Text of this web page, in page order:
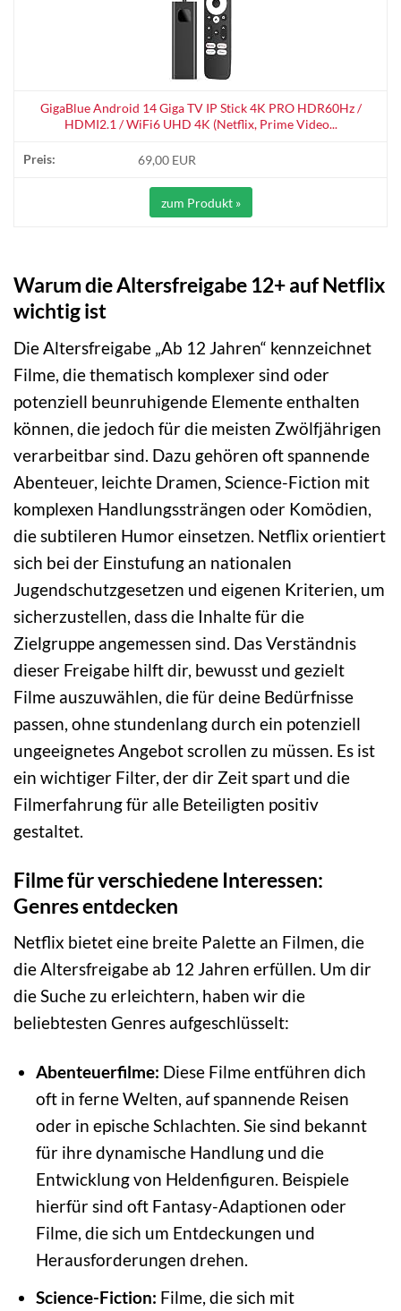
GigaBlue Android 14 Giga TV IP Stick 4K PRO HDR60Hz /
HDMI2.1 / WiFi6 UHD 4K (Netflix, Prime Video...
69,00 EUR
zum Produkt »
Warum die Altersfreigabe 12+ auf Netflix
wichtig ist
Die Altersfreigabe „Ab 12 Jahren“ kennzeichnet
Filme, die thematisch komplexer sind oder
potenziell beunruhigende Elemente enthalten
können, die jedoch für die meisten Zwölfjährigen
verarbeitbar sind. Dazu gehören oft spannende
Abenteuer, leichte Dramen, Science-Fiction mit
komplexen Handlungssträngen oder Komödien,
die subtileren Humor einsetzen. Netflix orientiert
sich bei der Einstufung an nationalen
Jugendschutzgesetzen und eigenen Kriterien, um
sicherzustellen, dass die Inhalte für die
Zielgruppe angemessen sind. Das Verständnis
dieser Freigabe hilft dir, bewusst und gezielt
Filme auszuwählen, die für deine Bedürfnisse
passen, ohne stundenlang durch ein potenziell
ungeeignetes Angebot scrollen zu müssen. Es ist
ein wichtiger Filter, der dir Zeit spart und die
Filmerfahrung für alle Beteiligten positiv
gestaltet.
Filme für verschiedene Interessen:
Genres entdecken
Netflix bietet eine breite Palette an Filmen, die
die Altersfreigabe ab 12 Jahren erfüllen. Um dir
die Suche zu erleichtern, haben wir die
beliebtesten Genres aufgeschlüsselt:
Abenteuerfilme: Diese Filme entführen dich
oft in ferne Welten, auf spannende Reisen
oder in epische Schlachten. Sie sind bekannt
für ihre dynamische Handlung und die
Entwicklung von Heldenfiguren. Beispiele
hierfür sind oft Fantasy-Adaptionen oder
Filme, die sich um Entdeckungen und
Herausforderungen drehen.
Science-Fiction: Filme, die sich mit